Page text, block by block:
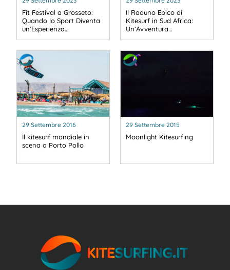
Fit Festival a Grosseto:
Quando lo Sport Diventa
un’Esperienza…
Il Raduno Epico di
Kitesurf in Sud Africa:
Un’Avventura…
29 Settembre 2016
Il kitesurf mondiale in
scena a Porto Pollo
29 Settembre 2015
Moonlight Kitesurfing